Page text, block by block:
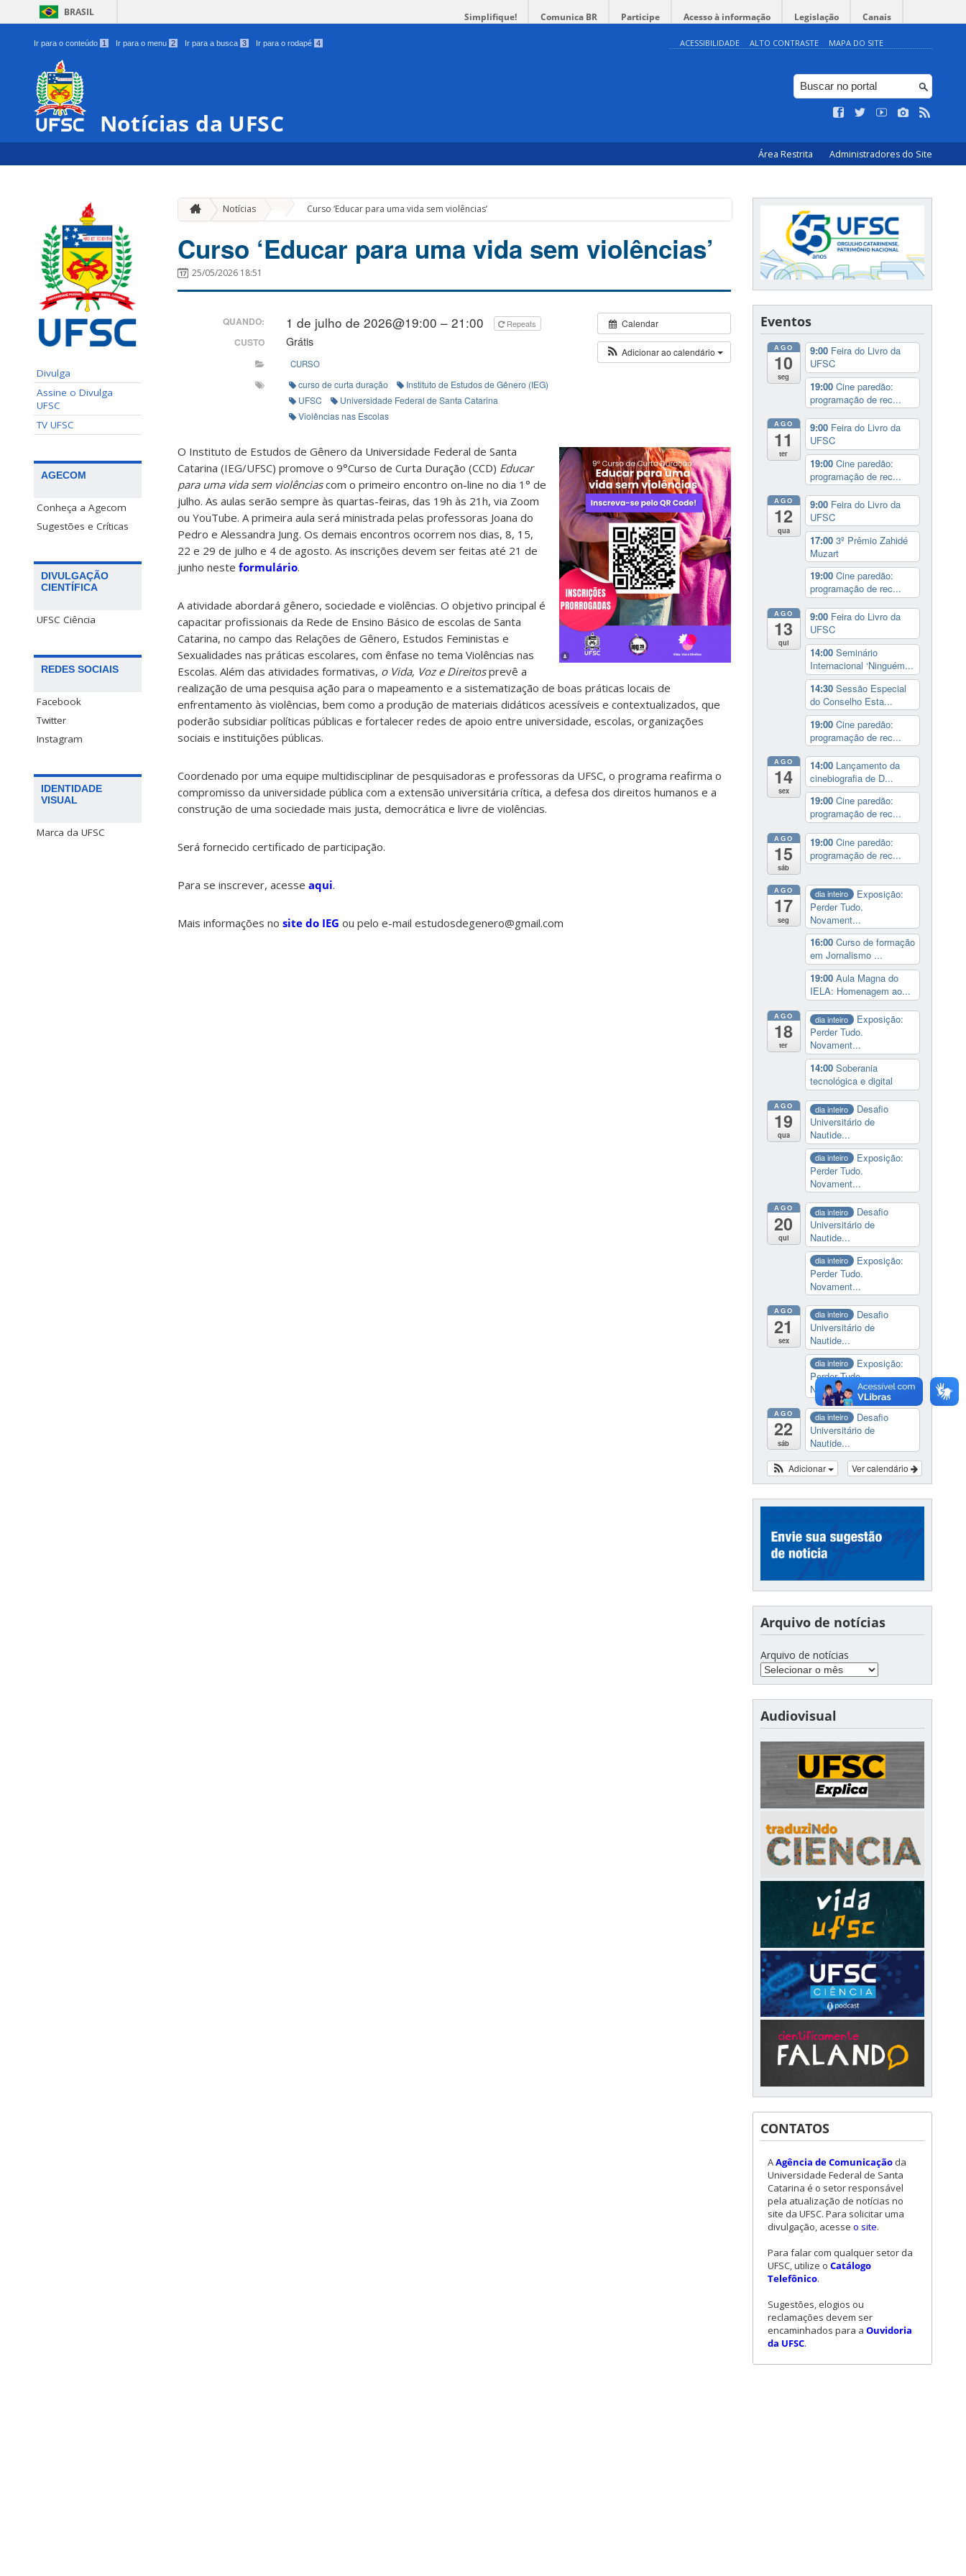
BRASIL Simplifique! Comunica BR Participe Acesso à informação Legislação Canais
Ir para o conteúdo 1 Ir para o menu 2 Ir para a busca 3 Ir para o rodapé 4 ACESSIBILIDADE ALTO CONTRASTE MAPA DO SITE
Notícias da UFSC
Área Restrita Administradores do Site
Divulga
Assine o Divulga
UFSC
TV UFSC
AGECOM
Conheça a Agecom
Sugestões e Críticas
DIVULGAÇÃO
CIENTÍFICA
UFSC Ciência
REDES SOCIAIS
Facebook
Twitter
Instagram
IDENTIDADE
VISUAL
Marca da UFSC
Notícias Curso ‘Educar para uma vida sem violências’
Curso ‘Educar para uma vida sem violências’
25/05/2026 18:51
Calendar
Adicionar ao calendário
QUANDO: 1 de julho de 2026@19:00 – 21:00 Repeats
CUSTO Grátis
CURSO
curso de curta duração
Instituto de Estudos de Gênero (IEG)
UFSC
Universidade Federal de Santa Catarina
Violências nas Escolas
O Instituto de Estudos de Gênero da Universidade Federal de Santa
Catarina (IEG/UFSC) promove o 9°Curso de Curta Duração (CCD) Educar
para uma vida sem violênciascom o primeiro encontro on-line no dia 1° de
julho. As aulas serão sempre às quartas-feiras, das 19h às 21h, via Zoom
ou YouTube. A primeira aula será ministrada pelas professoras Joana do
Pedro e Alessandra Jung. Os demais encontros ocorrem nos dias, 8, 15,
22 e 29 de julho e 4 de agosto. As inscrições devem ser feitas até 21 de
junho neste formulário.
A atividade abordará gênero, sociedade e violências. O objetivo principal é
capacitar profissionais da Rede de Ensino Básico de escolas de Santa
Catarina, no campo das Relações de Gênero, Estudos Feministas e
Sexualidades nas práticas escolares, com ênfase no tema Violências nas
Escolas. Além das atividades formativas, o Vida, Voz e Direitosprevê a
realização de uma pesquisa ação para o mapeamento e a sistematização de boas práticas locais de
enfrentamento às violências, bem como a produção de materiais didáticos acessíveis e contextualizados, que
poderão subsidiar políticas públicas e fortalecer redes de apoio entre universidade, escolas, organizações
sociais e instituições públicas.
Coordenado por uma equipe multidisciplinar de pesquisadoras e professoras da UFSC, o programa reafirma o
compromisso da universidade pública com a extensão universitária crítica, a defesa dos direitos humanos e a
construção de uma sociedade mais justa, democrática e livre de violências.
Será fornecido certificado de participação.
Para se inscrever, acesse aqui.
Mais informações no site do IEG ou pelo e-mail estudosdegenero@gmail.com
Eventos
AGO
10
seg
9:00 Feira do Livro da
UFSC
19:00 Cine paredão:
programação de rec...
AGO
11
ter
9:00 Feira do Livro da
UFSC
19:00 Cine paredão:
programação de rec...
AGO
12
qua
9:00 Feira do Livro da
UFSC
17:00 3º Prêmio Zahidé
Muzart
19:00 Cine paredão:
programação de rec...
AGO
13
qui
9:00 Feira do Livro da
UFSC
14:00 Seminário
Internacional ‘Ninguém...
14:30 Sessão Especial
do Conselho Esta...
19:00 Cine paredão:
programação de rec...
AGO
14
sex
14:00 Lançamento da
cinebiografia de D...
19:00 Cine paredão:
programação de rec...
AGO
15
sáb
19:00 Cine paredão:
programação de rec...
AGO
17
seg
dia inteiro
Exposição:
Perder Tudo.
Novament...
16:00 Curso de formação
em Jornalismo ...
19:00 Aula Magna do
IELA: Homenagem ao...
AGO
18
ter
dia inteiro
Exposição:
Perder Tudo.
Novament...
14:00 Soberania
tecnológica e digital
AGO
19
qua
dia inteiro
Desafio
Universitário de
Nautide...
dia inteiro
Exposição:
Perder Tudo.
Novament...
AGO
20
qui
dia inteiro
Desafio
Universitário de
Nautide...
dia inteiro
Exposição:
Perder Tudo.
Novament...
AGO
21
sex
dia inteiro
Desafio
Universitário de
Nautide...
dia inteiro
Exposição:
Perder Tudo.
Novament...
AGO
22
sáb
dia inteiro
Desafio
Universitário de
Nautide...
Ver calendário
Adicionar
Arquivo de notícias
Arquivo de notícias
Audiovisual
CONTATOS
AAgência de Comunicação da
Universidade Federal de Santa
Catarina é o setor responsável
pela atualização de notícias no
site da UFSC. Para solicitar uma
divulgação, acesse o site.
Para falar com qualquer setor da
UFSC, utilize o Catálogo
Telefônico.
Sugestões, elogios ou
reclamações devem ser
encaminhados para a Ouvidoria
da UFSC.